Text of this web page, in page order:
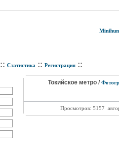
:: Статистика :: Регистрация ::
Токийское метро /
Просмотров: 5157